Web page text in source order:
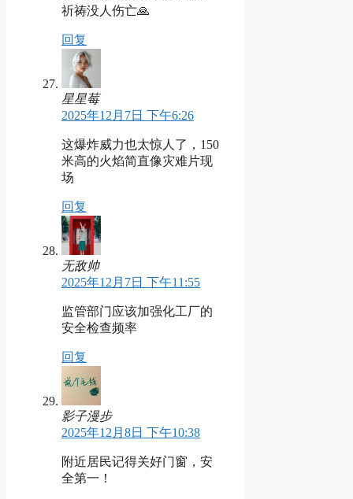
祈祷没人伤亡🙏
回复
星星莓
2025年12月7日 下午6:26
这爆炸威力也太惊人了，150
米高的火焰简直像灾难片现
场
回复
无敌帅
2025年12月7日 下午11:55
监管部门应该加强化工厂的
安全检查频率
回复
影子漫步
2025年12月8日 下午10:38
附近居民记得关好门窗，安
全第一！